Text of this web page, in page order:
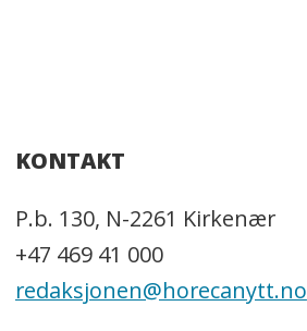
KONTAKT
P.b. 130, N-2261 Kirkenær
+47 469 41 000
redaksjonen@horecanytt.no